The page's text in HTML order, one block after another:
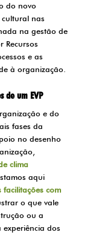
do novo
nas
na gestão de
Recursos
e as
à organização.
de um EVP
e do
fases da
no desenho
clima
aqui
com
o que vale
ou a
dos